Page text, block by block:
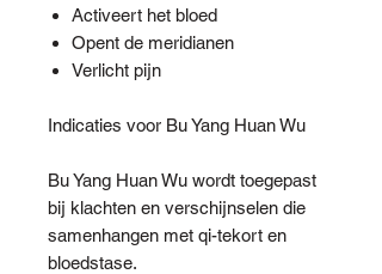
Activeert het bloed
Opent de meridianen
Verlicht pijn
Indicaties voor Bu Yang Huan Wu
Bu Yang Huan Wu wordt toegepast
bij klachten en verschijnselen die
samenhangen met qi-tekort en
bloedstase.